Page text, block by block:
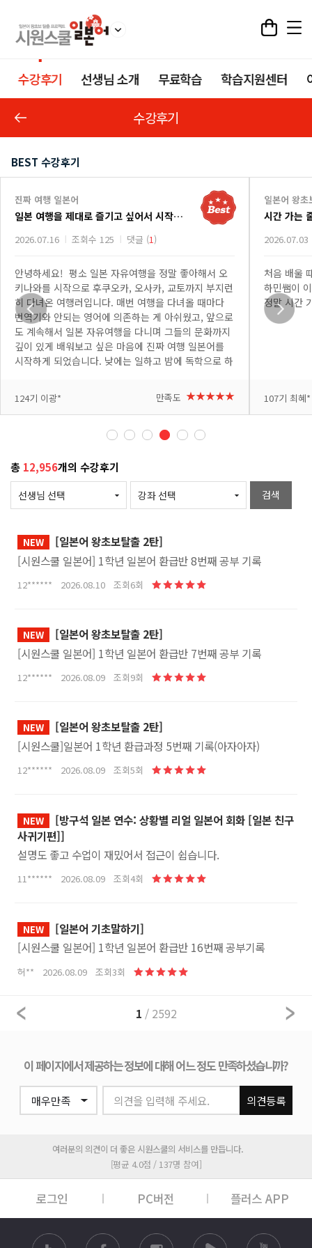
수강후기 선생님 소개 무료학습 학습지원센터
수강후기
BEST 수강후기
진짜 여행 일본어
일본 여행을 제대로 즐기고 싶어서 시작한 진짜 여행 일본어 강의
2026.07.16 조회수 125 댓글 (1)
안녕하세요! 평소 일본 자유여행을 정말 좋아해서 오
키나와를 시작으로 후쿠오카, 오사카, 교토까지 부지런
히 다녀온 여행러입니다. 매번 여행을 다녀올 때마다
번역기와 안되는 영어에 의존하는 게 아쉬웠고, 앞으로
도 계속해서 일본 자유여행을 다니며 그들의 문화까지
깊이 있게 배워보고 싶은 마음에 진짜 여행 일본어를
시작하게 되었습니다. 낮에는 일하고 밤에 독학으로 하
생님이 쉽고 재미있게 가르쳐 주셔서 배울수록 흥미가
붙고 있습니다. 다음 여행에서 꼭 써봐야지 하는 표현
이 나올 때마다 메모도 하고 복습도 하고 있습니다. 반
복해서 제 것으로 만들고 싶고, 시간도 아쉽지만 여러
고 있습니다. 열심히 공부해서 다음 일본 여행은 직접
소통하는 완벽한 자유여행으로 만들어 보겠습니다. 좋
은 강의 감사합니다!
124기 이광* 만족도 ★★★★★
일본어 왕
시간 가는
2026.07.03
처음 배울
하민쌤이
정말 시간
107기 최혜*
총 12,956개의 수강후기
검색
NEW
[일본어 왕초보탈출 2탄]
[시원스쿨 일본어] 1학년 일본어 환급반 8번째 공부 기록
12****** 2026.08.10 조회6회
NEW
[일본어 왕초보탈출 2탄]
[시원스쿨 일본어] 1학년 일본어 환급반 7번째 공부 기록
12****** 2026.08.09 조회9회
NEW
[일본어 왕초보탈출 2탄]
[시원스쿨]일본어 1학년 환급과정 5번째 기록(아자아자)
12****** 2026.08.09 조회5회
NEW
[방구석 일본 연수: 상황별 리얼 일본어 회화 [일본 친구
사귀기편]]
설명도 좋고 수업이 재밌어서 접근이 쉽습니다.
11****** 2026.08.09 조회4회
NEW
[일본어 기초말하기]
[시원스쿨 일본어] 1학년 일본어 환급반 16번째 공부기록
허** 2026.08.09 조회3회
1 / 2592
이 페이지에서 제공하는 정보에 대해 어느 정도 만족하셨습니까?
의견을 입력해 주세요. 의견등록
여러분의 의견이 더 좋은 시원스쿨의 서비스를 만듭니다.
[평균 4.0점 / 137명 참여]
로그인 PC버전 플러스 APP